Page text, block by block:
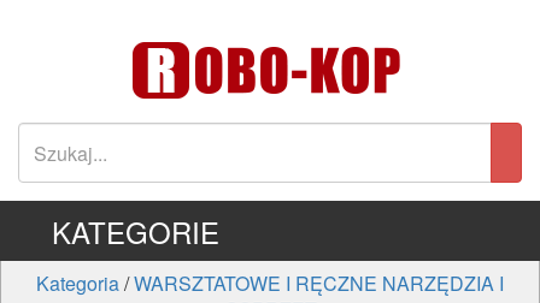
KATEGORIE
Kategoria/WARSZTATOWE I RĘCZNE NARZĘDZIA I